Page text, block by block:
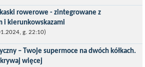
w Polsce. wyścig zaliczany po raz 22. do
UCI World...
rowerowe - zintegrowane z
i kierunkowskazami
jazdy wchodzi na nowy poziom. Do tej
odpowiedzialny przede wszystkim za
rowerzysty, ochronę...
g. 22:10)
– Twoje supermoce na dwóch kółkach.
więcej